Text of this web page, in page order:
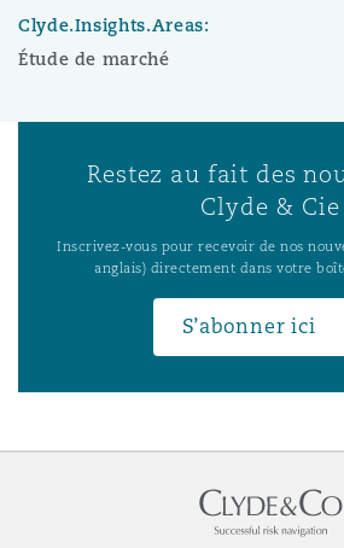
Clyde.Insights.Areas:
Étude de marché
Restez au fait des
Clyde & Cie
Inscrivez-vous pour recevoir de nos
anglais) directement dans votre
S’abonner ici